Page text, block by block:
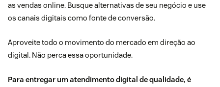
as vendas online. Busque alternativas de seu negócio e use
os canais digitais como fonte de conversão.
Aproveite todo o movimento do mercado em direção ao
digital. Não perca essa oportunidade.
Para entregar um atendimento digital de qualidade, é